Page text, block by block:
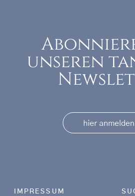
unseren
hier anmelden
Footer menu
IMPRESSUM